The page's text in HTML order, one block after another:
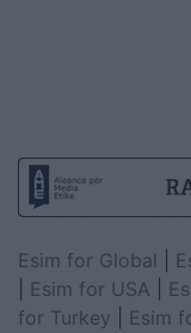
Esim for Global
Esim for USA
for Turkey
Esim